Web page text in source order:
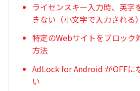
ライセンスキー入力時、英字
きない（小文字で入力される）
特定のWebサイトをブロック
方法
AdLock for Android がOFFに
い